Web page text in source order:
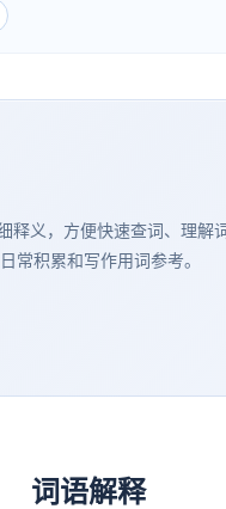
释义，方便快速查词、理解
常积累和写作用词参考。
词语解释